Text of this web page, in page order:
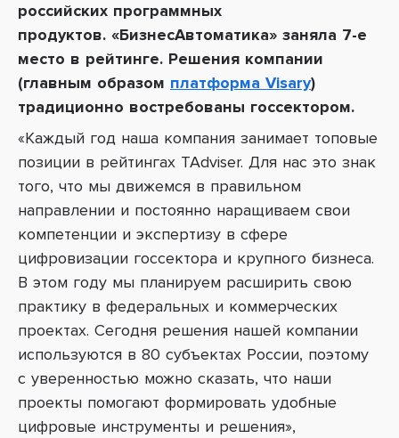
российских программных
продуктов. «БизнесАвтоматика» заняла 7-е
место в рейтинге. Решения компании
(главным образом платформа Visary)
традиционно востребованы госсектором.
«Каждый год наша компания занимает топовые
позиции в рейтингах TAdviser. Для нас это знак
того, что мы движемся в правильном
направлении и постоянно наращиваем свои
компетенции и экспертизу в сфере
цифровизации госсектора и крупного бизнеса.
В этом году мы планируем расширить свою
практику в федеральных и коммерческих
проектах. Сегодня решения нашей компании
используются в 80 субъектах России, поэтому
с уверенностью можно сказать, что наши
проекты помогают формировать удобные
цифровые инструменты и решения»,